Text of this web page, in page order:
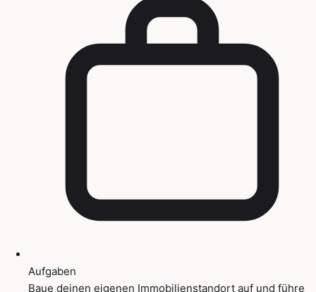
Aufgaben
Baue deinen eigenen Immobilienstandort auf und führe